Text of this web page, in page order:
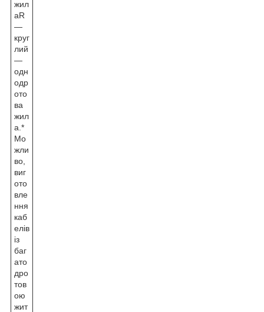
жил
аR
—
круг
лий
—
одн
одр
ото
ва
жил
а.*
Мо
жли
во,
виг
ото
вле
ння
каб
елів
із
баг
ато
дро
тов
ою
жит